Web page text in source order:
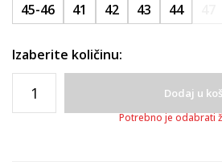
45-46 41 42 43 44
Izaberite količinu:
Dodaj u
Potrebno je odabrati